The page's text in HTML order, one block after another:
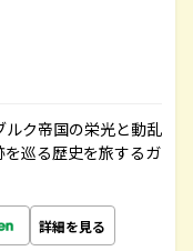
ルク帝国の栄光と動乱
巡る歴史を旅するガ
詳細を見る